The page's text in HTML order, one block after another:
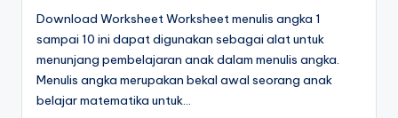
r
k
s
h
untuk
anak
tk
-
lembar
Download Worksheet Worksheet menulis angka 1
sampai 10 ini dapat digunakan sebagai alat untuk
menunjang pembelajaran anak dalam menulis angka.
Menulis angka merupakan bekal awal seorang anak
belajar matematika untuk…